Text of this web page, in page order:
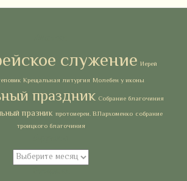
служение Иерей
Крещальная литургия Молебен у иконы
праздник Собрание благочиния
празник протоиереи. В.Пархоменко собрание
троицкого благочиния
Архивы